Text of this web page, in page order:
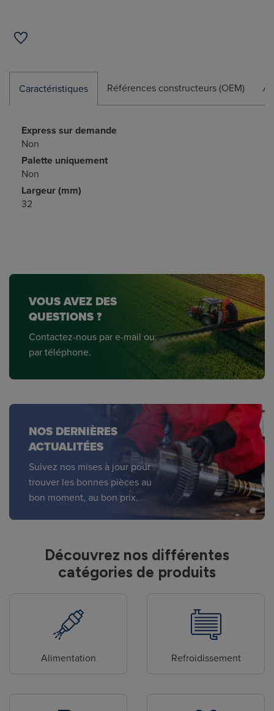
Caractéristiques Références constructeurs (OEM)
Express sur demande
Non
Palette uniquement
Non
Largeur (mm)
32
VOUS AVEZ DES
QUESTIONS ?
Contactez-nous par e-mail ou
par téléphone.
NOS DERNIÈRES
ACTUALITÉES
Suivez nos mises à jour pour
trouver les bonnes pièces au
bon moment, au bon prix.
Découvrez nos différentes
catégories de produits
Alimentation Refroidissement